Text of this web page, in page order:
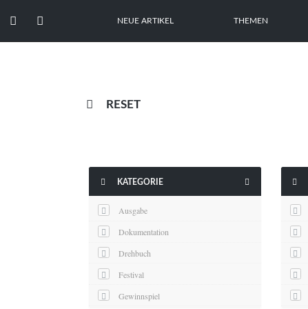
  NEUE ARTIKEL THEMEN
 RESET
 KATEGORIE 
Ausgabe
Dokumentation
Drehbuch
Festival
Gewinnspiel
